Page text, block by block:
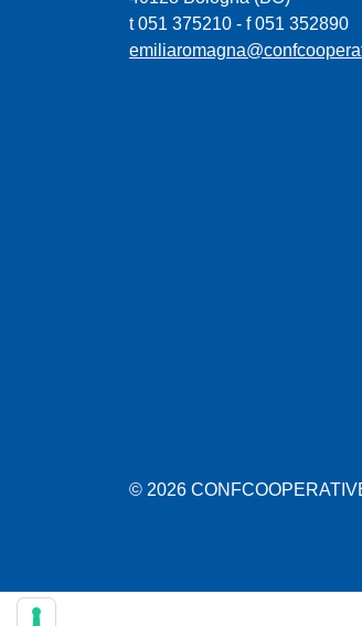
t 051 375210 - f 051 352890
© 2026